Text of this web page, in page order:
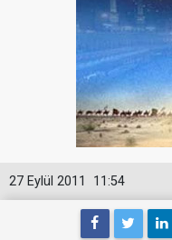
11:54
27 Eylül 2011